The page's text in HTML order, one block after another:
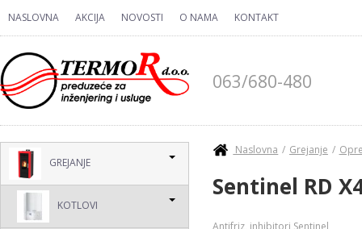
NASLOVNA AKCIJA NOVOSTI O NAMA KONTAKT
063/680-480
GREJANJE
KOTLOVI
You are here
Naslovna Grejanje
Sentinel RD